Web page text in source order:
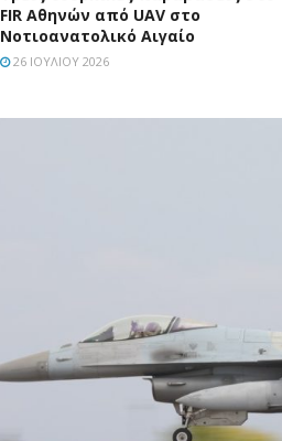
FIR Αθηνών από UAV στο
Νοτιοανατολικό Αιγαίο
26 ΙΟΥΛΊΟΥ 2026